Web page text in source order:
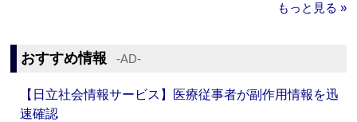
もっと見る »
おすすめ情報 ‐AD‐
【日立社会情報サービス】医療従事者が副作用情報を迅
速確認